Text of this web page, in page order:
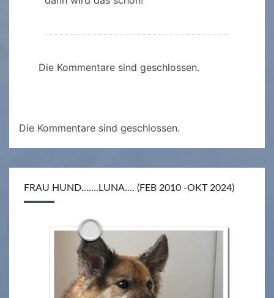
Die Kommentare sind geschlossen.
Die Kommentare sind geschlossen.
FRAU HUND…….LUNA…. (FEB 2010 -OKT 2024)